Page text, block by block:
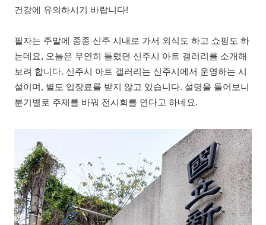
건강에 유의하시기 바랍니다!
필자는 주말에 종종 신주 시내로 가서 외식도 하고 쇼핑도 하
는데요, 오늘은 우연히 들렀던 신주시 아트 갤러리를 소개해
보려 합니다. 신주시 아트 갤러리는 신주시에서 운영하는 시
설이며, 별도 입장료를 받지 않고 있습니다. 설명을 들어보니
분기별로 주제를 바꿔 전시회를 연다고 하네요.